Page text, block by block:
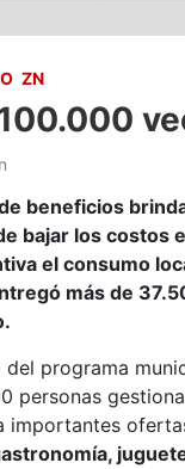
ZN
beneficios
bajar los costos
el consumo
más de
del programa
personas
importantes